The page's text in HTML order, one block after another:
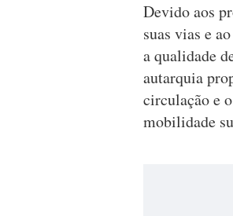
Devido aos
suas vias e
a qualidade
autarquia
circulação e
mobilidade